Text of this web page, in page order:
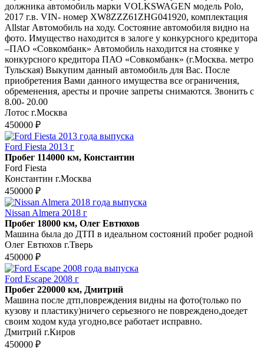
должника автомобиль марки VOLKSWAGEN модель Polo,
2017 г.в. VIN- номер XW8ZZZ61ZHG041920, комплектация
Allstar Автомобиль на ходу. Состояние автомобиля видно на
фото. Имущество находится в залоге у конкурсного кредитора
–ПАО «Совкомбанк» Автомобиль находится на стоянке у
конкурсного кредитора ПАО «Совкомбанк» (г.Москва. метро
Тульская) Выкупим данный автомобиль для Вас. После
приобретения Вами данного имущества все ограничения,
обременения, аресты и прочие запреты снимаются. Звонить с
8.00- 20.00
Лотос г.Москва
450000 ₽
Ford Fiesta 2013 г
Пробег 114000 км, Константин
Ford Fiesta
Константин г.Москва
450000 ₽
Nissan Almera 2018 г
Пробег 18000 км, Олег Евтюхов
Машина была до ДТП в идеальном состояний пробег родной
Олег Евтюхов г.Тверь
450000 ₽
Ford Escape 2008 г
Пробег 220000 км, Дмитрий
Машина после дтп,повреждения видны на фото(только по
кузову и пластику)ничего серьезного не повреждено,доедет
своим ходом куда угодно,все работает исправно.
Дмитрий г.Киров
450000 ₽